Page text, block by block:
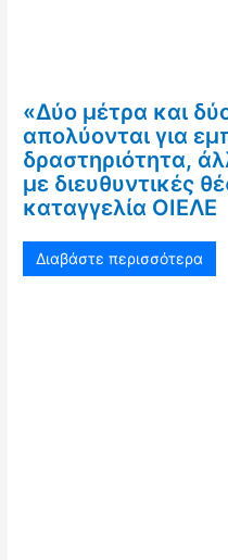
«Δύο μέτρα και
απολύονται για
δραστηριότητα,
με διευθυντικές
καταγγελία ΟΙΕΛΕ
Διαβάστε περισσότερα